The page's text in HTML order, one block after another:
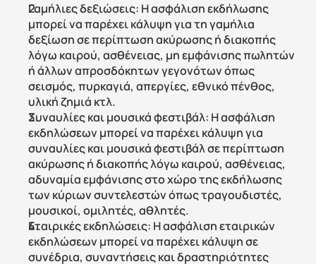
Γαμήλιες δεξιώσεις: Η ασφάλιση εκδήλωσης
μπορεί να παρέχει κάλυψη για τη γαμήλια
δεξίωση σε περίπτωση ακύρωσης ή διακοπής
λόγω καιρού, ασθένειας, μη εμφάνισης πωλητών
ή άλλων απροσδόκητων γεγονότων όπως
σεισμός, πυρκαγιά, απεργίες, εθνικό πένθος,
υλική ζημιά κτλ.
Συναυλίες και μουσικά φεστιβάλ: Η ασφάλιση
εκδηλώσεων μπορεί να παρέχει κάλυψη για
συναυλίες και μουσικά φεστιβάλ σε περίπτωση
ακύρωσης ή διακοπής λόγω καιρού, ασθένειας,
αδυναμία εμφάνισης στο χώρο της εκδήλωσης
των κύριων συντελεστών όπως τραγουδιστές,
μουσικοί, ομιλητές, αθλητές.
Εταιρικές εκδηλώσεις: Η ασφάλιση εταιρικών
εκδηλώσεων μπορεί να παρέχει κάλυψη σε
συνέδρια, συναντήσεις και δραστηριότητες